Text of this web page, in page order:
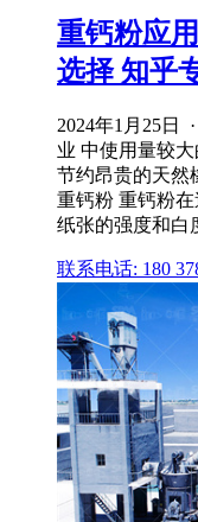
重钙粉应
选择 知乎
2024年1月25日
业 中使用量较
节约昂贵的天然
重钙粉 重钙粉
纸张的强度和白
联系电话: 180